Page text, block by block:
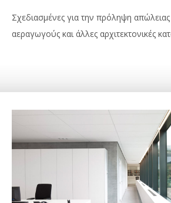
Σχεδιασμένες για την πρόληψη
αεραγωγούς και άλλες αρχιτεκτονικές